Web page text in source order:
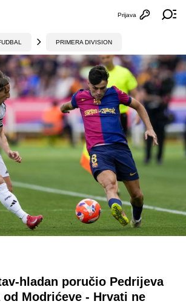
Otvori
Prijava
PRIMERA DIVISION
hladan poručio Pedrijeva
Modrićeve - Hrvati ne